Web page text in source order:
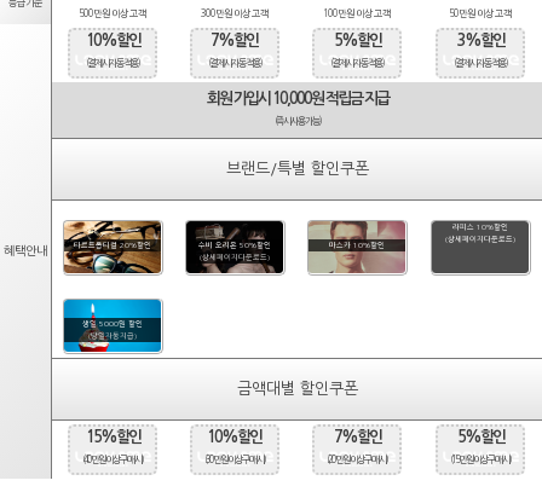
등급기준
500만원 이상 고객
300만원 이상 고객 100만원 이상 고객 50만원 이상 고객
혜택안내
10%할인
(결제시 자동적용)
7%할인
(결제시 자동적용)
5%할인
(결제시 자동적용)
3%할인
(결제시 자동적용)
회원 가입시 10,000원 적립금 지급
(즉시사용가능)
브랜드/특별 할인쿠폰
타르트옵티컬 20%할인
수비 오리온 50%할인
(상세페이지다운로드)
마스카 10%할인
라피스 10%할인
(상세페이지다운로드)
생일 5000원 할인
(당일자동지급)
금액대별 할인쿠폰
15%할인
(40만원 이상 구매시)
10%할인
(30만원 이상 구매시)
7%할인
(20만원 이상 구매시)
5%할인
(15만원 이상 구매시)